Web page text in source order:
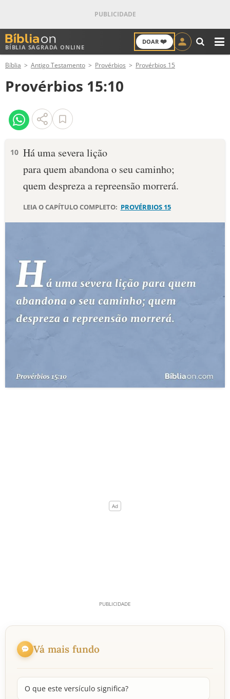
BÍBLIA SAGRADA ONLINE
DOAR ❤️
ANTIGO TESTAMENTO
NOVO TESTAMENTO
VERSÍCULOS
PALAVRA DO DIA
DEVOCIONAL DIÁRIO
ESTUDOS BÍBLICOS
ESBOÇOS DE PREGAÇÃO
TEMAS
TERMO BÍBLICO
Bíblia Antigo Testamento Provérbios Provérbios 15
Provérbios 15:10
10 Há uma severa lição
para quem abandona o seu caminho;
quem despreza a repreensão morrerá.
LEIA O CAPÍTULO COMPLETO: PROVÉRBIOS 15
Vá mais fundo
O que este versículo significa?